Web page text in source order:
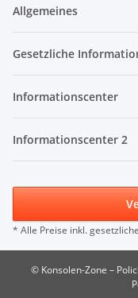
Allgemeines
Gesetzliche
Informationscenter
Informationscenter 2
* Alle Preise inkl.
© Konsolen-Zone –